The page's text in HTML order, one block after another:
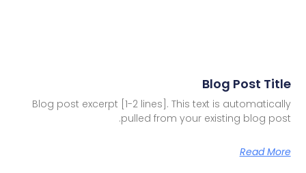
Blog Post Title
Blog post excerpt [1-2 lines]. This text is automatically
pulled from your existing blog post.
Read More